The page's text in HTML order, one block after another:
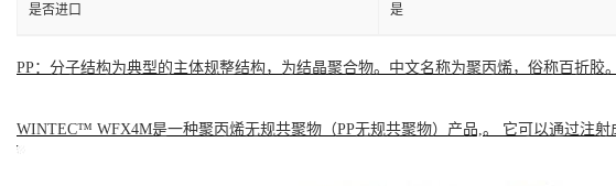
是否进口 是
PP：分子结构为典型的主体规整结构，为结晶聚合物。中文名称为聚丙烯，俗称百折
WINTEC™ WFX4M是一种聚丙烯无规共聚物（PP无规共聚物）产品,。 它可以通过注